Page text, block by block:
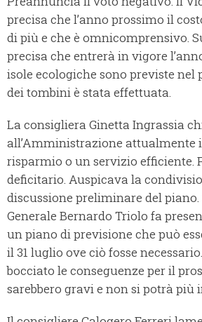
precisa che l’anno prossimo il
di più e che è omnicomprensivo.
precisa che entrerà in vigore
isole ecologiche sono previste nel
dei tombini è stata effettuata.
La consigliera Ginetta Ingrassia
all’Amministrazione attualmente
risparmio o un servizio efficiente.
deficitario. Auspicava la
discussione preliminare del piano.
Generale Bernardo Triolo fa
un piano di previsione che può
il 31 luglio ove ciò fosse
bocciato le conseguenze per il
sarebbero gravi e non si potrà più